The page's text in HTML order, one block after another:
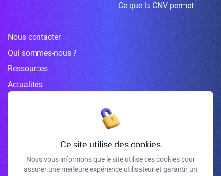
Ce que la CNV permet
Nous contacter
Qui sommes-nous ?
Ressources
Actualités
Inscrivez-vous à la newsletter
Ce site utilise des cookies
Nous vous informons que le site utilise des cookies pour
assurer une meilleure expérience utilisateur et garantir un